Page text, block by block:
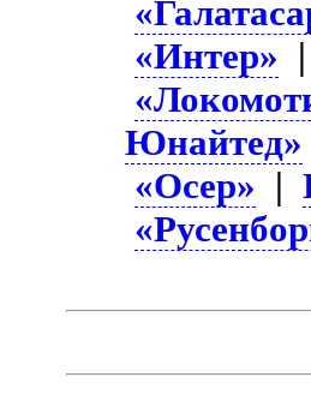
«Интер» |
Юнайтед»
«Осер» |